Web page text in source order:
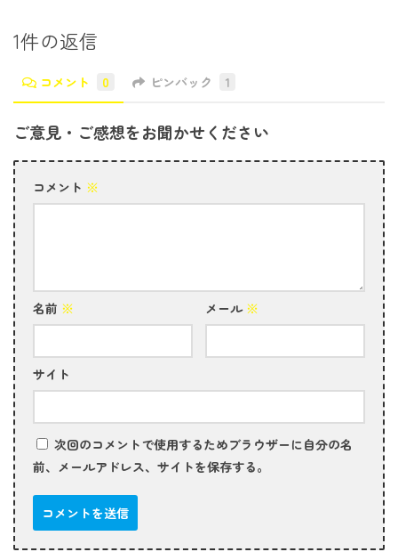
1件の返信
コメント 0 ピンバック 1
ご意見・ご感想をお聞かせください
コメント ※
名前 ※ メール ※
サイト
次回のコメントで使用するためブラウザーに自分の名
前、メールアドレス、サイトを保存する。